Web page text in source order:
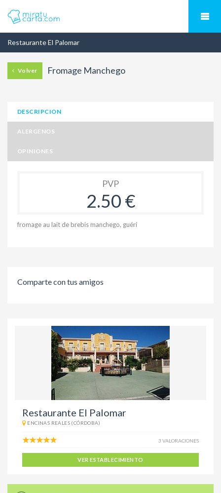
Restaurante El Palomar
Volver Fromage Manchego
DESCRIPCION
ALERGENOS
OPINIONES
PVP
2.50 €
fromage au lait de brebis manchego, guéri
Comparte con tus amigos
Restaurante El Palomar
ENCINAS REALES (CÓRDOBA)
3 VALORACIONES
VER ESTABLECIMIENTO